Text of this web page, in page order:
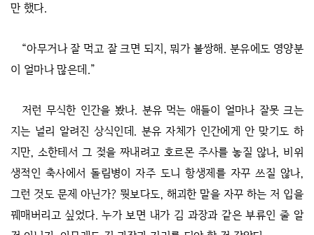
만 했다.
“아무거나 잘 먹고 잘 크면 되지, 뭐가 불쌍해. 분유에도 영양분
이 얼마나 많은데.”
저런 무식한 인간을 봤나. 분유 먹는 애들이 얼마나 잘못 크는
지는 널리 알려진 상식인데. 분유 자체가 인간에게 안 맞기도 하
지만, 소한테서 그 젖을 짜내려고 호르몬 주사를 놓질 않나, 비위
생적인 축사에서 돌림병이 자주 도니 항생제를 자꾸 쓰질 않나,
그런 것도 문제 아닌가? 뭣보다도, 해괴한 말을 자꾸 하는 저 입을
꿰매버리고 싶었다. 누가 보면 내가 김 과장과 같은 부류인 줄 알